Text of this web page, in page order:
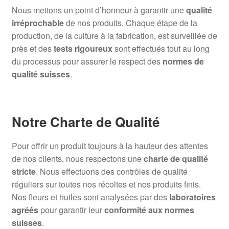
Nous mettons un point d’honneur à garantir unequalité
irréprochablede nos produits. Chaque étape de la
production, de la culture à la fabrication, est surveillée de
près et destests rigoureuxsont effectués tout au long
du processus pour assurer le respect des normes de
qualité suisses.
Notre Charte de Qualité
Pour offrir un produit toujours à la hauteur des attentes
de nos clients, nous respectons unecharte de qualité
stricte. Nous effectuons des contrôles de qualité
réguliers sur toutes nos récoltes et nos produits finis.
Nos fleurs et huiles sont analysées par des laboratoires
agrééspour garantir leurconformité aux normes
suisses.